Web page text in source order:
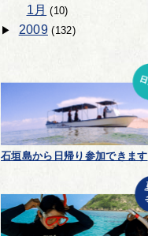
1月 (10)
2009(132)
石垣島から日帰り参加できます